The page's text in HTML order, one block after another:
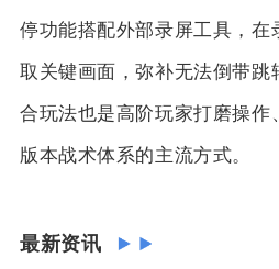
停功能搭配外部录屏工具，在
取关键画面，弥补无法倒带跳
合玩法也是高阶玩家打磨操作
版本战术体系的主流方式。
最新资讯